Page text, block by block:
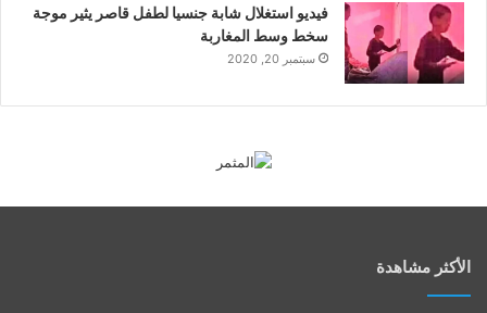
فيديو استغلال شابة جنسيا لطفل قاصر يثير موجة
سخط وسط المغاربة
سبتمبر 20, 2020
الأكثر مشاهدة